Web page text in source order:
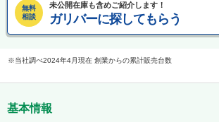
無料
相談
未公開在庫も含めご紹介します！
ガリバーに探してもらう
当社調べ2024年4月現在 創業からの累計販売台数
基本情報